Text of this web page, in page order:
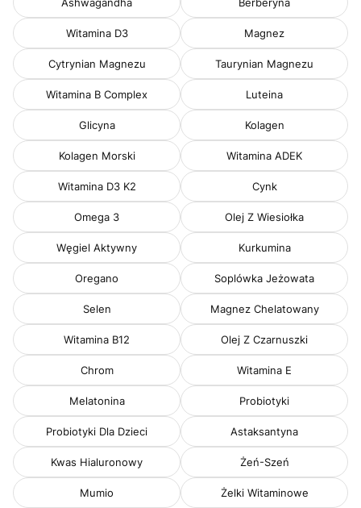
Witamina D3 Magnez
Cytrynian Magnezu Taurynian Magnezu
Witamina B Complex Luteina
Glicyna Kolagen
Kolagen Morski Witamina ADEK
Witamina D3 K2 Cynk
Omega 3 Olej Z Wiesiołka
Węgiel Aktywny Kurkumina
Oregano Soplówka Jeżowata
Selen Magnez Chelatowany
Witamina B12 Olej Z Czarnuszki
Chrom Witamina E
Melatonina Probiotyki
Probiotyki Dla Dzieci Astaksantyna
Kwas Hialuronowy Żeń-Szeń
Mumio Żelki Witaminowe